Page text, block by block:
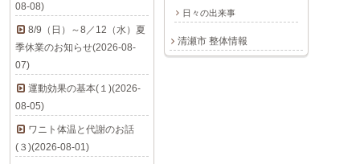
日々の出来事
清瀬市 整体情報
08-08)
8/9（日）～8／12（水）夏
季休業のお知らせ(2026-08-
07)
運動効果の基本(１)(2026-
08-05)
ワニト体温と代謝のお話
(３)(2026-08-01)